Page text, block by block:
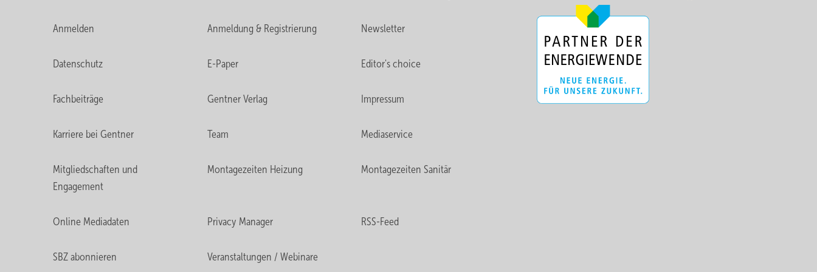
Anmelden Anmeldung & Registrierung Newsletter
Datenschutz E-Paper Editor's choice
Fachbeiträge Gentner Verlag Impressum
Karriere bei Gentner Team Mediaservice
Mitgliedschaften und
Engagement
Montagezeiten Heizung Montagezeiten Sanitär
Online Mediadaten Privacy Manager RSS-Feed
SBZ abonnieren Veranstaltungen / Webinare